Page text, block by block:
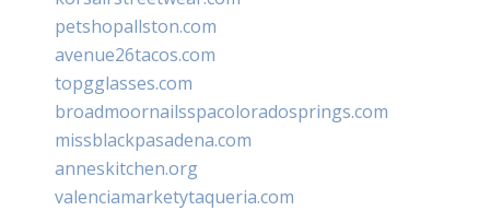
petshopallston.com
avenue26tacos.com
topgglasses.com
broadmoornailsspacoloradosprings.com
missblackpasadena.com
anneskitchen.org
valenciamarketytaqueria.com